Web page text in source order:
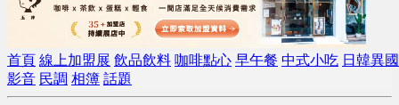
首頁 線上加盟展 飲品飲料 咖啡點心 早午餐 中式小吃 日韓異國
影音 民調 相簿 話題